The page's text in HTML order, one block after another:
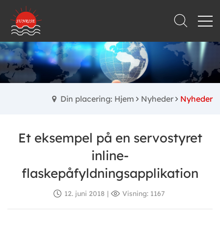
Din placering: Hjem Nyheder Nyheder
Et eksempel på en servostyret
inline-
flaskepåfyldningsapplikation
12. juni 2018 | Visning: 1167